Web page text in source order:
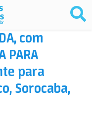
com
PARA
para
Sorocaba,